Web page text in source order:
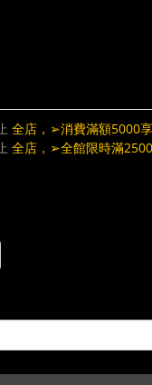
全店，➢消費滿額5000
全店，➢全館限時滿